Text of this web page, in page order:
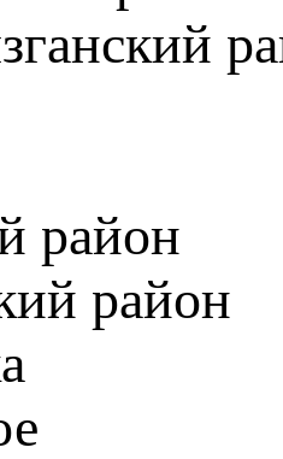
район
район